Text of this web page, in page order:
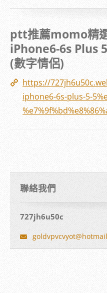
ptt推薦momo精
iPhone6-6s Plus
(數字情侶)
https://
iphone6-6s-plus-5-
聯絡我們
727jh6u50c
goldvpvcvyot@hot